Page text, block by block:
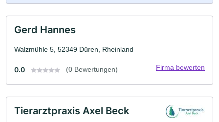
Gerd Hannes
Walzmühle 5, 52349 Düren, Rheinland
0.0 (0 Bewertungen) Firma bewerten
Tierarztpraxis Axel Beck